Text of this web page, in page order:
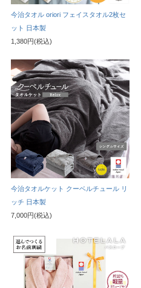
今治タオル oriori フェイスタオル2枚セ
ット 日本製
1,380円(税込)
今治タオルケット クーベルチュール リ
ッチ 日本製
7,000円(税込)